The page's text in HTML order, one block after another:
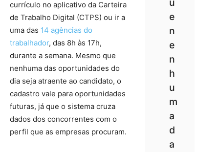
u
e
n
e
n
h
u
m
a
d
a
currículo no aplicativo da Carteira
de Trabalho Digital (CTPS) ou ir a
uma das 14 agências do
trabalhador, das 8h às 17h,
durante a semana. Mesmo que
nenhuma das oportunidades do
dia seja atraente ao candidato, o
cadastro vale para oportunidades
futuras, já que o sistema cruza
dados dos concorrentes com o
perfil que as empresas procuram.